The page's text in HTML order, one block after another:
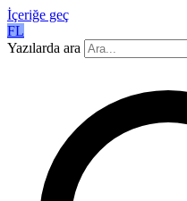
İçeriğe geç
FL
Yazılarda ara